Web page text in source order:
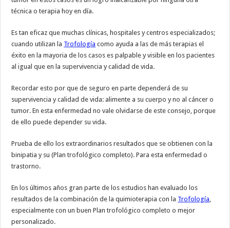
técnica o terapia hoy en día.
Es tan eficaz que muchas clínicas, hospitales y centros especializados;
cuando utilizan la Trofología como ayuda a las de más terapias el
éxito en la mayoria de los casos es palpable y visible en los pacientes
al igual que en la supervivencia y calidad de vida.
Recordar esto por que de seguro en parte dependerá de su
supervivencia y calidad de vida: alimente a su cuerpo y no al cáncer o
tumor. En esta enfermedad no vale olvidarse de este consejo, porque
de ello puede depender su vida.
Prueba de ello los extraordinarios resultados que se obtienen con la
binipatia y su (Plan trofológico completo). Para esta enfermedad o
trastorno.
En los últimos años gran parte de los estudios han evaluado los
resultados de la combinación de la quimioterapia con la Trofología
especialmente con un buen Plan trofológico completo o mejor
personalizado.